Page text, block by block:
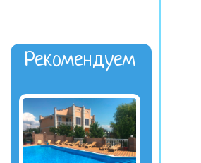
Рекомендуем